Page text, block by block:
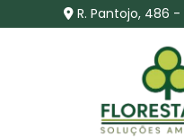
R. Pantojo, 486 -